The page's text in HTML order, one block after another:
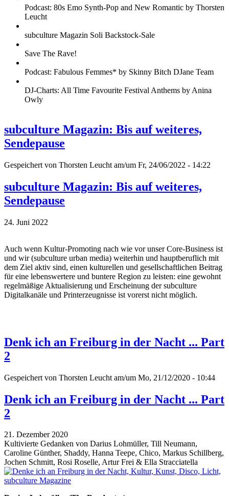
Podcast: 80s Emo Synth-Pop and New Romantic by Thorsten
Leucht
subculture Magazin Soli Backstock-Sale
Save The Rave!
Podcast: Fabulous Femmes* by Skinny Bitch DJane Team
DJ-Charts: All Time Favourite Festival Anthems by Anina
Owly
subculture Magazin: Bis auf weiteres,
Sendepause
Gespeichert von Thorsten Leucht am/um Fr, 24/06/2022 - 14:22
subculture Magazin: Bis auf weiteres,
Sendepause
24. Juni 2022
Auch wenn Kultur-Promoting nach wie vor unser Core-Business ist
und wir (subculture urban media) weiterhin und hauptberuflich mit
dem Ziel aktiv sind, einen kulturellen und gesellschaftlichen Beitrag
für eine lebenswertere und buntere Region zu leisten: eine gewohnt
regelmäßige Aktualisierung und Erscheinung der subculture
Digitalkanäle und Printerzeugnisse ist vorerst nicht möglich.
Denk ich an Freiburg in der Nacht ... Part
2
Gespeichert von Thorsten Leucht am/um Mo, 21/12/2020 - 10:44
Denk ich an Freiburg in der Nacht ... Part
2
21. Dezember 2020
Kultivierte Gedanken von Darius Lohmüller, Till Neumann,
Caroline Günther, Shaddy, Hanna Teepe, Chico, Markus Schillberg,
Jochen Schmitt, Rosi Roselle, Artur Frei & Ella Stracciatella